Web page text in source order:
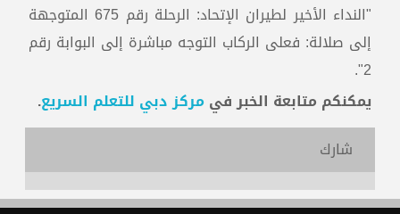
"النداء الأخير لطيران الإتحاد: الرحلة رقم 675 المتوجهة
إلى صلالة: فعلى الركاب التوجه مباشرة إلى البوابة رقم
2".
يمكنكم متابعة الخبر فيمركز دبي للتعلم السريع.
شارك